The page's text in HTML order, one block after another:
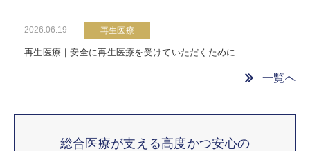
2026.06.19 再生医療
再生医療｜安全に再生医療を受けていただくために
一覧へ
総合医療が支える高度かつ安心の